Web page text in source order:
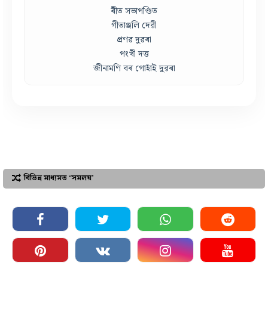
ৰীত সভাপণ্ডিত
গীতাঞ্জলি দেৱী
প্ৰণৱ দুৱৰা
পংখী দত্ত
জীনামণি বৰ গোহাঁই দুৱৰা
বিভিন্ন মাধ্যমত ‘সমলয়’